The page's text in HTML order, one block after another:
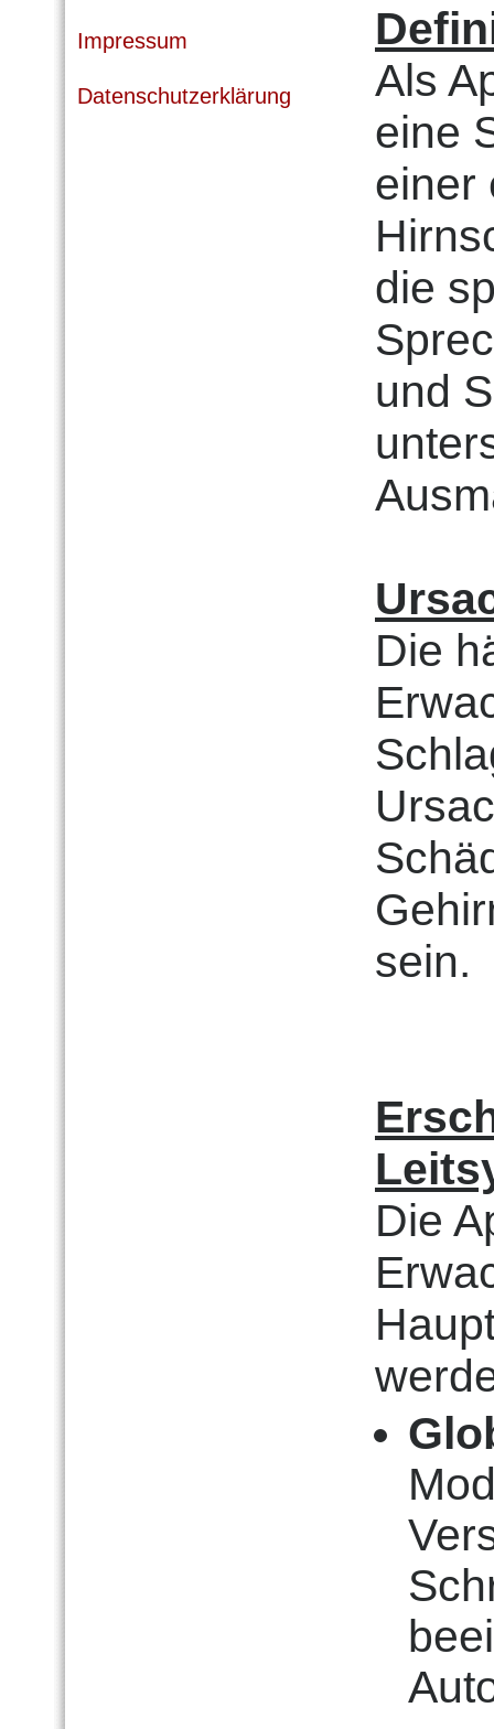
Impressum
Datenschutzerklärung
Als
eine
einer
die
und
Die
sein.
Die